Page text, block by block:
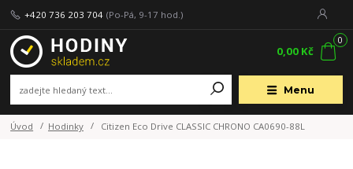
Menu
+420 736 203 704 (Po-Pá, 9-17 hod.)
0
0,00 Kč
Úvod Hodinky Citizen Eco Drive CLASSIC CHRONO CA0690-88L